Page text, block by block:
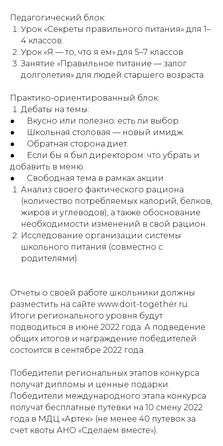
Педагогический блок:
Урок «Секреты правильного питания» для 1–
4 классов.
Урок «Я — то, что я ем» для 5–7 классов.
Занятие «Правильное питание — залог
долголетия» для людей старшего возраста.
Практико-ориентированный блок:
Дебаты на темы:
● Вкусно или полезно: есть ли выбор.
● Школьная столовая — новый имидж.
● Обратная сторона диет.
● Если бы я был директором: что убрать и
добавить в меню.
● Свободная тема в рамках акции.
Анализ своего фактического рациона
(количество потребляемых калорий, белков,
жиров и углеводов), а также обоснование
необходимости изменений в свой рацион.
Исследование организации системы
школьного питания (совместно с
родителями)
Отчеты о своей работе школьники должны
разместить на сайте www.doit-together.ru.
Итоги регионального уровня будут
подводиться в июне 2022 года. А подведение
общих итогов и награждение победителей
состоится в сентябре 2022 года.
Победители региональных этапов конкурса
получат дипломы и ценные подарки.
Победители международного этапа конкурса
получат бесплатные путевки на 10 смену 2022
года в МДЦ «Артек» (не менее 40 путевок за
счет квоты АНО «Сделаем вместе»).